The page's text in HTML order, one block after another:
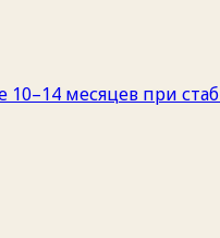
10–14 месяцев при